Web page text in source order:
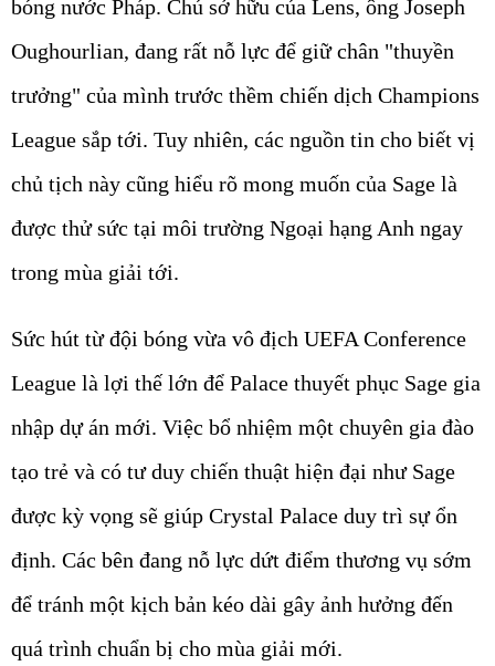
bóng nước Pháp. Chủ sở hữu của Lens, ông Joseph
Oughourlian, đang rất nỗ lực để giữ chân "thuyền
trưởng" của mình trước thềm chiến dịch Champions
League sắp tới. Tuy nhiên, các nguồn tin cho biết vị
chủ tịch này cũng hiểu rõ mong muốn của Sage là
được thử sức tại môi trường Ngoại hạng Anh ngay
trong mùa giải tới.
Sức hút từ đội bóng vừa vô địch UEFA Conference
League là lợi thế lớn để Palace thuyết phục Sage gia
nhập dự án mới. Việc bổ nhiệm một chuyên gia đào
tạo trẻ và có tư duy chiến thuật hiện đại như Sage
được kỳ vọng sẽ giúp Crystal Palace duy trì sự ổn
định. Các bên đang nỗ lực dứt điểm thương vụ sớm
để tránh một kịch bản kéo dài gây ảnh hưởng đến
quá trình chuẩn bị cho mùa giải mới.